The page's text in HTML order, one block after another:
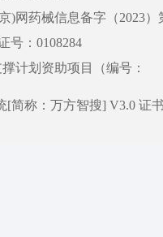
)网药械信息备字（2023）
号：0108284
计划资助项目（编号：
简称：万方智搜] V3.0 证